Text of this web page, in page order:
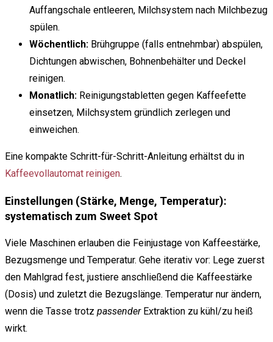
Auffangschale entleeren, Milchsystem nach Milchbezug
spülen.
Wöchentlich: Brühgruppe (falls entnehmbar) abspülen,
Dichtungen abwischen, Bohnenbehälter und Deckel
reinigen.
Monatlich: Reinigungstabletten gegen Kaffeefette
einsetzen, Milchsystem gründlich zerlegen und
einweichen.
Eine kompakte Schritt-für-Schritt-Anleitung erhältst du in
Kaffeevollautomat reinigen.
Einstellungen (Stärke, Menge, Temperatur):
systematisch zum Sweet Spot
Viele Maschinen erlauben die Feinjustage von Kaffeestärke,
Bezugsmenge und Temperatur. Gehe iterativ vor: Lege zuerst
den Mahlgrad fest, justiere anschließend die Kaffeestärke
(Dosis) und zuletzt die Bezugslänge. Temperatur nur ändern,
wenn die Tasse trotz passenderExtraktion zu kühl/zu heiß
wirkt.